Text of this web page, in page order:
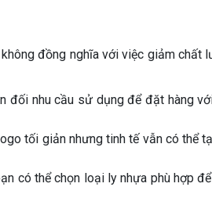
đồng nghĩa với việc giảm chất
đối nhu cầu sử dụng để đặt hàng
tối giản nhưng tinh tế vẫn có thể
có thể chọn loại ly nhựa phù hợp